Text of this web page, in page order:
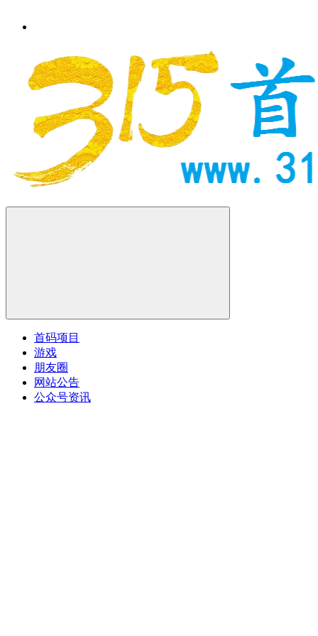
首码项目
游戏
朋友圈
网站公告
公众号资讯